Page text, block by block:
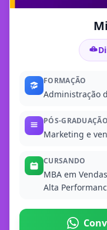
FORMAÇÃO
Administração
PÓS-GRADUAÇÃO
Marketing e
CURSANDO
MBA em
Alta